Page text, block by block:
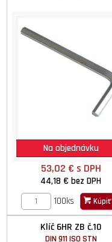
Na objednávku
53,02 € s DPH
44,18 €bez DPH
100ks
Kúpiť
Klíč 6HR ZB č.10
DIN 911 ISO STN